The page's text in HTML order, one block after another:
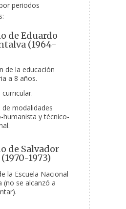
periodos
de Eduardo
(1964-
de la educación
a 8 años.
de modalidades
humanista y técnico-
de Salvador
1973)
la Escuela Nacional
(no se alcanzó a
.